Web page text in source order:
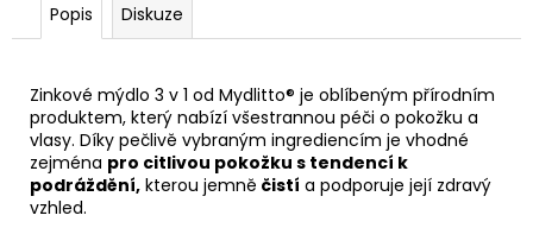
Popis Diskuze
Zinkové mýdlo 3 v 1 od Mydlitto® je oblíbeným přírodním
produktem, který nabízí všestrannou péči o pokožku a
vlasy. Díky pečlivě vybraným ingrediencím je vhodné
zejména pro citlivou pokožku s tendencí k
podráždění, kterou jemně čistí a podporuje její zdravý
vzhled.